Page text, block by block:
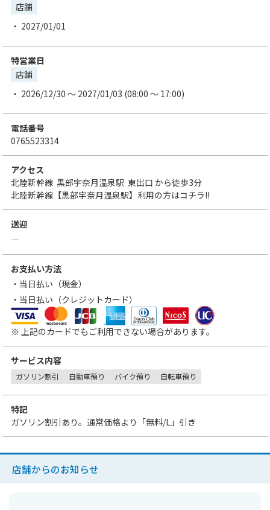
店舗
2027/01/01
特営業日
店舗
2026/12/30 ～ 2027/01/03 (08:00 ～ 17:00)
電話番号
0765523314
アクセス
北陸新幹線 黒部宇奈月温泉駅 東出口 から徒歩3分
北陸新幹線【黒部宇奈月温泉駅】利用の方はコチラ!!
送迎
―
お支払い方法
・当日払い（現金）
・当日払い（クレジットカード）
VISA
MasterCard
JCB アメリカン・エキスプレス
ダイナースクラブカード
三菱UFJニコス
UCカード
※ 上記のカードでもご利用できない場合があります。
サービス内容
ガソリン割引 自動車預り バイク預り 自転車預り
特記
ガソリン割引あり。通常価格より「無料/L」引き
店舗からのお知らせ